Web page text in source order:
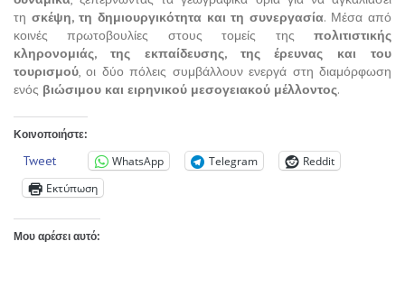
τη σκέψη, τη δημιουργικότητα και τη συνεργασία. Μέσα από
κοινές πρωτοβουλίες στους τομείς της πολιτιστικής
κληρονομιάς, της εκπαίδευσης, της έρευνας και του
τουρισμού, οι δύο πόλεις συμβάλλουν ενεργά στη διαμόρφωση
ενός βιώσιμου και ειρηνικού μεσογειακού μέλλοντος.
Κοινοποιήστε:
Tweet WhatsApp Telegram
Reddit
Εκτύπωση
Μου αρέσει αυτό: